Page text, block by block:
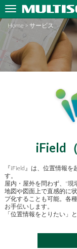
Home> サービス
iField
『iField』は、位置情報
す。
屋内・屋外を問わず、"現
地図や図面上で直感的に
プ化することも可能。各
お手伝いします。
「位置情報をとりたい」